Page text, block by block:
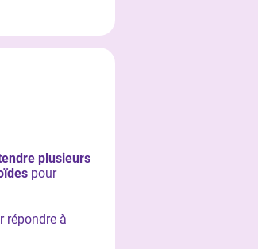
plusieurs
pour
répondre à